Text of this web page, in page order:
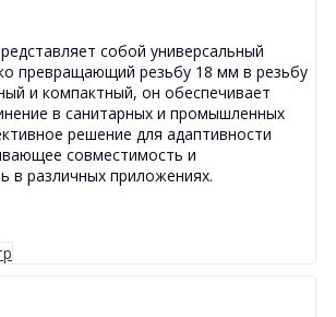
собой универсальный
превращающий резьбу 18 мм в резьбу
и компактный, он обеспечивает
в санитарных и промышленных
решение для адаптивности
совместимость и
в различных приложениях.